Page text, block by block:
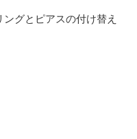
グとピアスの付け替え